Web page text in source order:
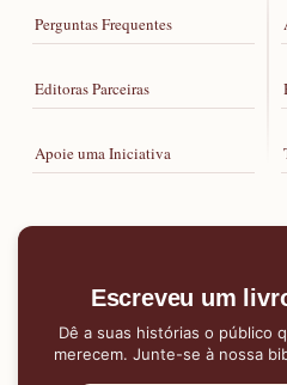
Perguntas Frequentes
Editoras Parceiras
Apoie uma Iniciativa
Escreveu um
Dê a suas histórias o público
merecem. Junte-se à nossa